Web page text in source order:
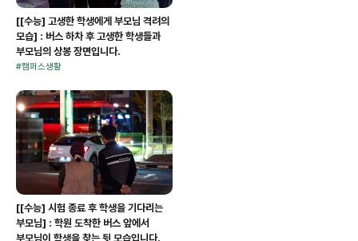
[[수능] 고생한 학생에게 부모님 격려의
모습] : 버스 하차 후 고생한 학생들과
부모님의 상봉 장면입니다.
#캠퍼스생활
[[수능] 시험 종료 후 학생을 기다리는
부모님] : 학원 도착한 버스 앞에서
부모님이 학생을 찾는 뒷 모습입니다.